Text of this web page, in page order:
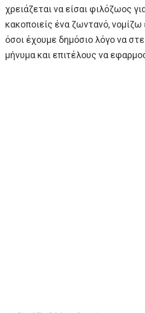
χρειάζεται να είσαι φιλόζωος
κακοποιείς ένα ζωντανό, νομίζω
όσοι έχουμε δημόσιο λόγο να
μήνυμα και επιτέλους να